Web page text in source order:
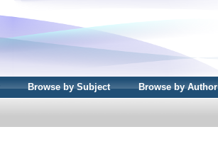
Browse by Subject Browse by Author